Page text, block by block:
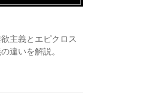
主義とエピクロス
違いを解説。